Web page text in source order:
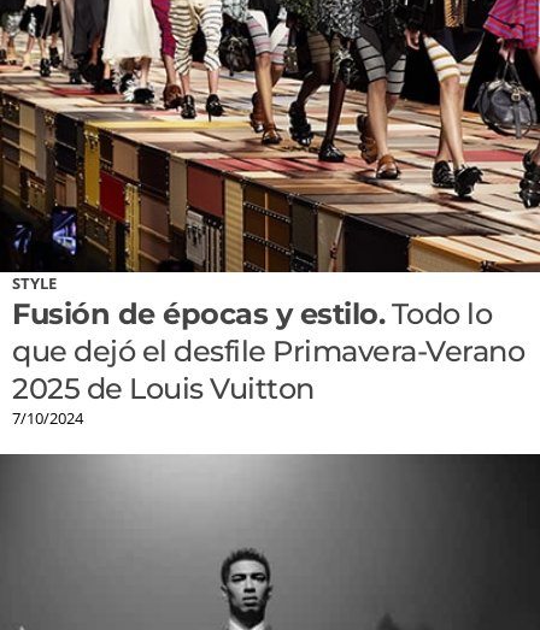
STYLE
Fusión de épocas y estilo.Todo lo
que dejó el desfile Primavera-Verano
2025 de Louis Vuitton
7/10/2024